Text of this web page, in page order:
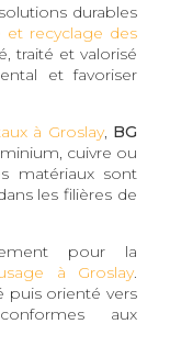
durables
et recyclage des
traité et valorisé
et favoriser
à Groslay, BG
cuivre ou
matériaux sont
les filières de
pour la
à Groslay.
puis orienté vers
aux